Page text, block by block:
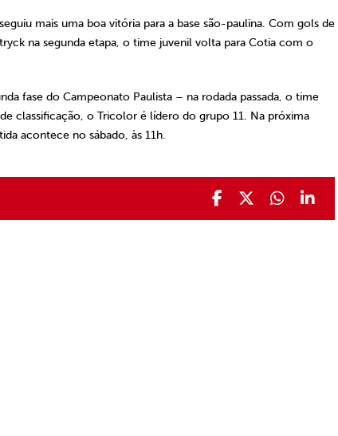
mais uma boa vitória para a base são-paulina. Com gols de
na segunda etapa, o time juvenil volta para Cotia com o
fase do Campeonato Paulista – na rodada passada, o time
classificação, o Tricolor é lídero do grupo 11. Na próxima
acontece no sábado, às 11h.